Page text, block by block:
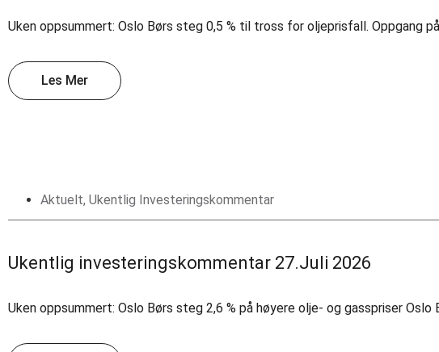
Uken oppsummert: Oslo Børs steg 0,5 % til tross for oljeprisfall. Oppgang
Les Mer
Aktuelt, Ukentlig Investeringskommentar
Ukentlig investeringskommentar 27.Juli 2026
Uken oppsummert: Oslo Børs steg 2,6 % på høyere olje- og gasspriser